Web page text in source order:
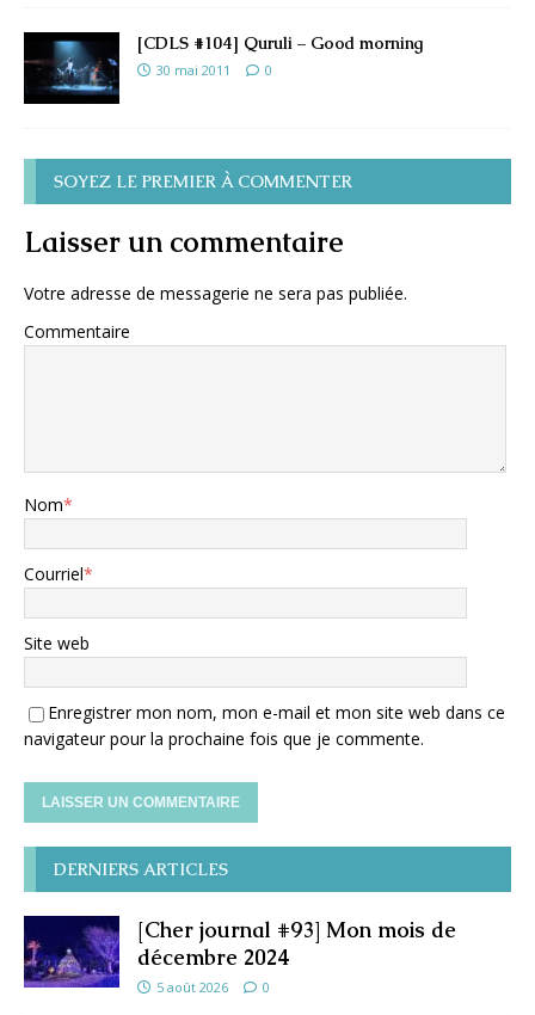
[CDLS #104] Quruli – Good morning
30 mai 2011 0
SOYEZ LE PREMIER À COMMENTER
Laisser un commentaire
Votre adresse de messagerie ne sera pas publiée.
Commentaire
Nom*
Courriel*
Site web
Enregistrer mon nom, mon e-mail et mon site web dans ce
navigateur pour la prochaine fois que je commente.
DERNIERS ARTICLES
[Cher journal #93] Mon mois de
décembre 2024
5 août 2026 0